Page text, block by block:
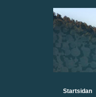
Startsidan